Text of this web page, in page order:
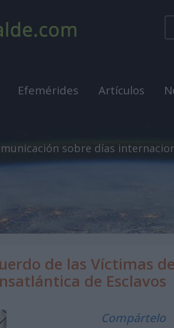
Efemérides Artículos
sobre días
de las Víctimas
de Esclavos
Compártelo